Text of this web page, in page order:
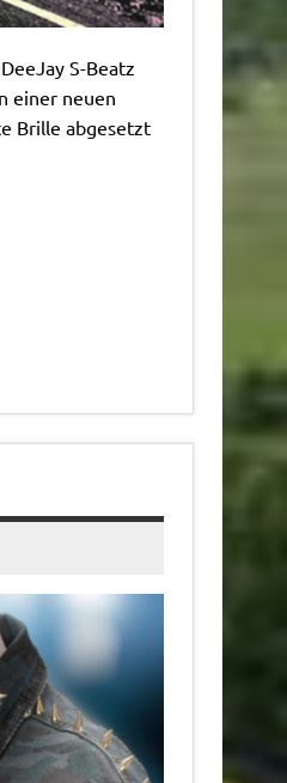
S-Beatz
einer neuen
Brille abgesetzt